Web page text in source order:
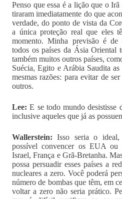
Penso que essa é a lição que o
tiraram imediatamente do que
verdade, do ponto de vista da
a única proteção real que eles
momento. Minha previsão é de
todos os países da Ásia Oriental
também muitos outros países,
Suécia, Egito e Arábia Saudita as
mesmas razões: para evitar de
outros.
Lee: E se todo mundo desistisse
inclusive aqueles que já as
Wallerstein: Isso seria o ideal,
possível convencer os EUA ou
Israel, França e Grã-Bretanha.
possa persuadir esses países a
nucleares a zero. Você poderá
número de bombas que têm, em
voltar a zero não seria prático.